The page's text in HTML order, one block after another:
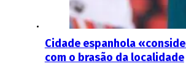
Cidade espanhola
com o brasão da localidade